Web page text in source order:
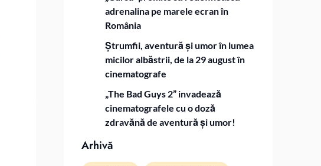
adrenalina pe marele ecran în
România
Ștrumfii, aventură și umor în lumea
micilor albăstrii, de la 29 august în
cinematografe
„The Bad Guys 2” invadează
cinematografele cu o doză
zdravănă de aventură și umor!
Arhivă